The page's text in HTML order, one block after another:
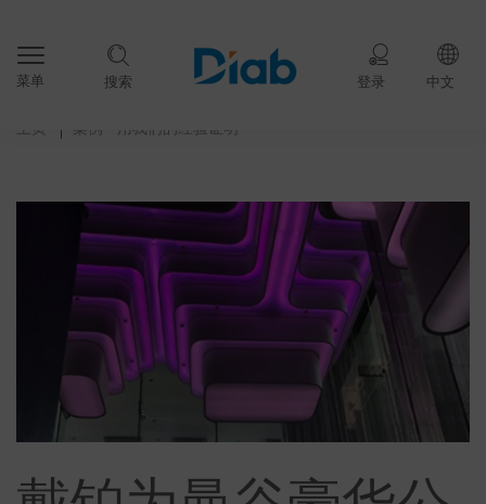
菜单 搜索 登录 中文
主页 案例 – 用我们的经验证明